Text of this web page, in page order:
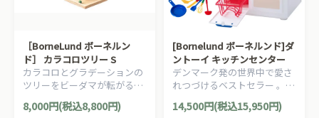
［BorneLund ボーネルン
ド］ カラコロツリー S
カラコロとグラデーションの
ツリーをビーダマが転がる、
癒しのおもちゃ。
8,000円(税込8,800円)
[Bornelund ボーネルンド]ダ
ントーイ キッチンセンター
デンマーク発の世界中で愛さ
れつづけるベストセラー 。お
ままごとに必要な小物も全て
セットです。
14,500円(税込15,950円)